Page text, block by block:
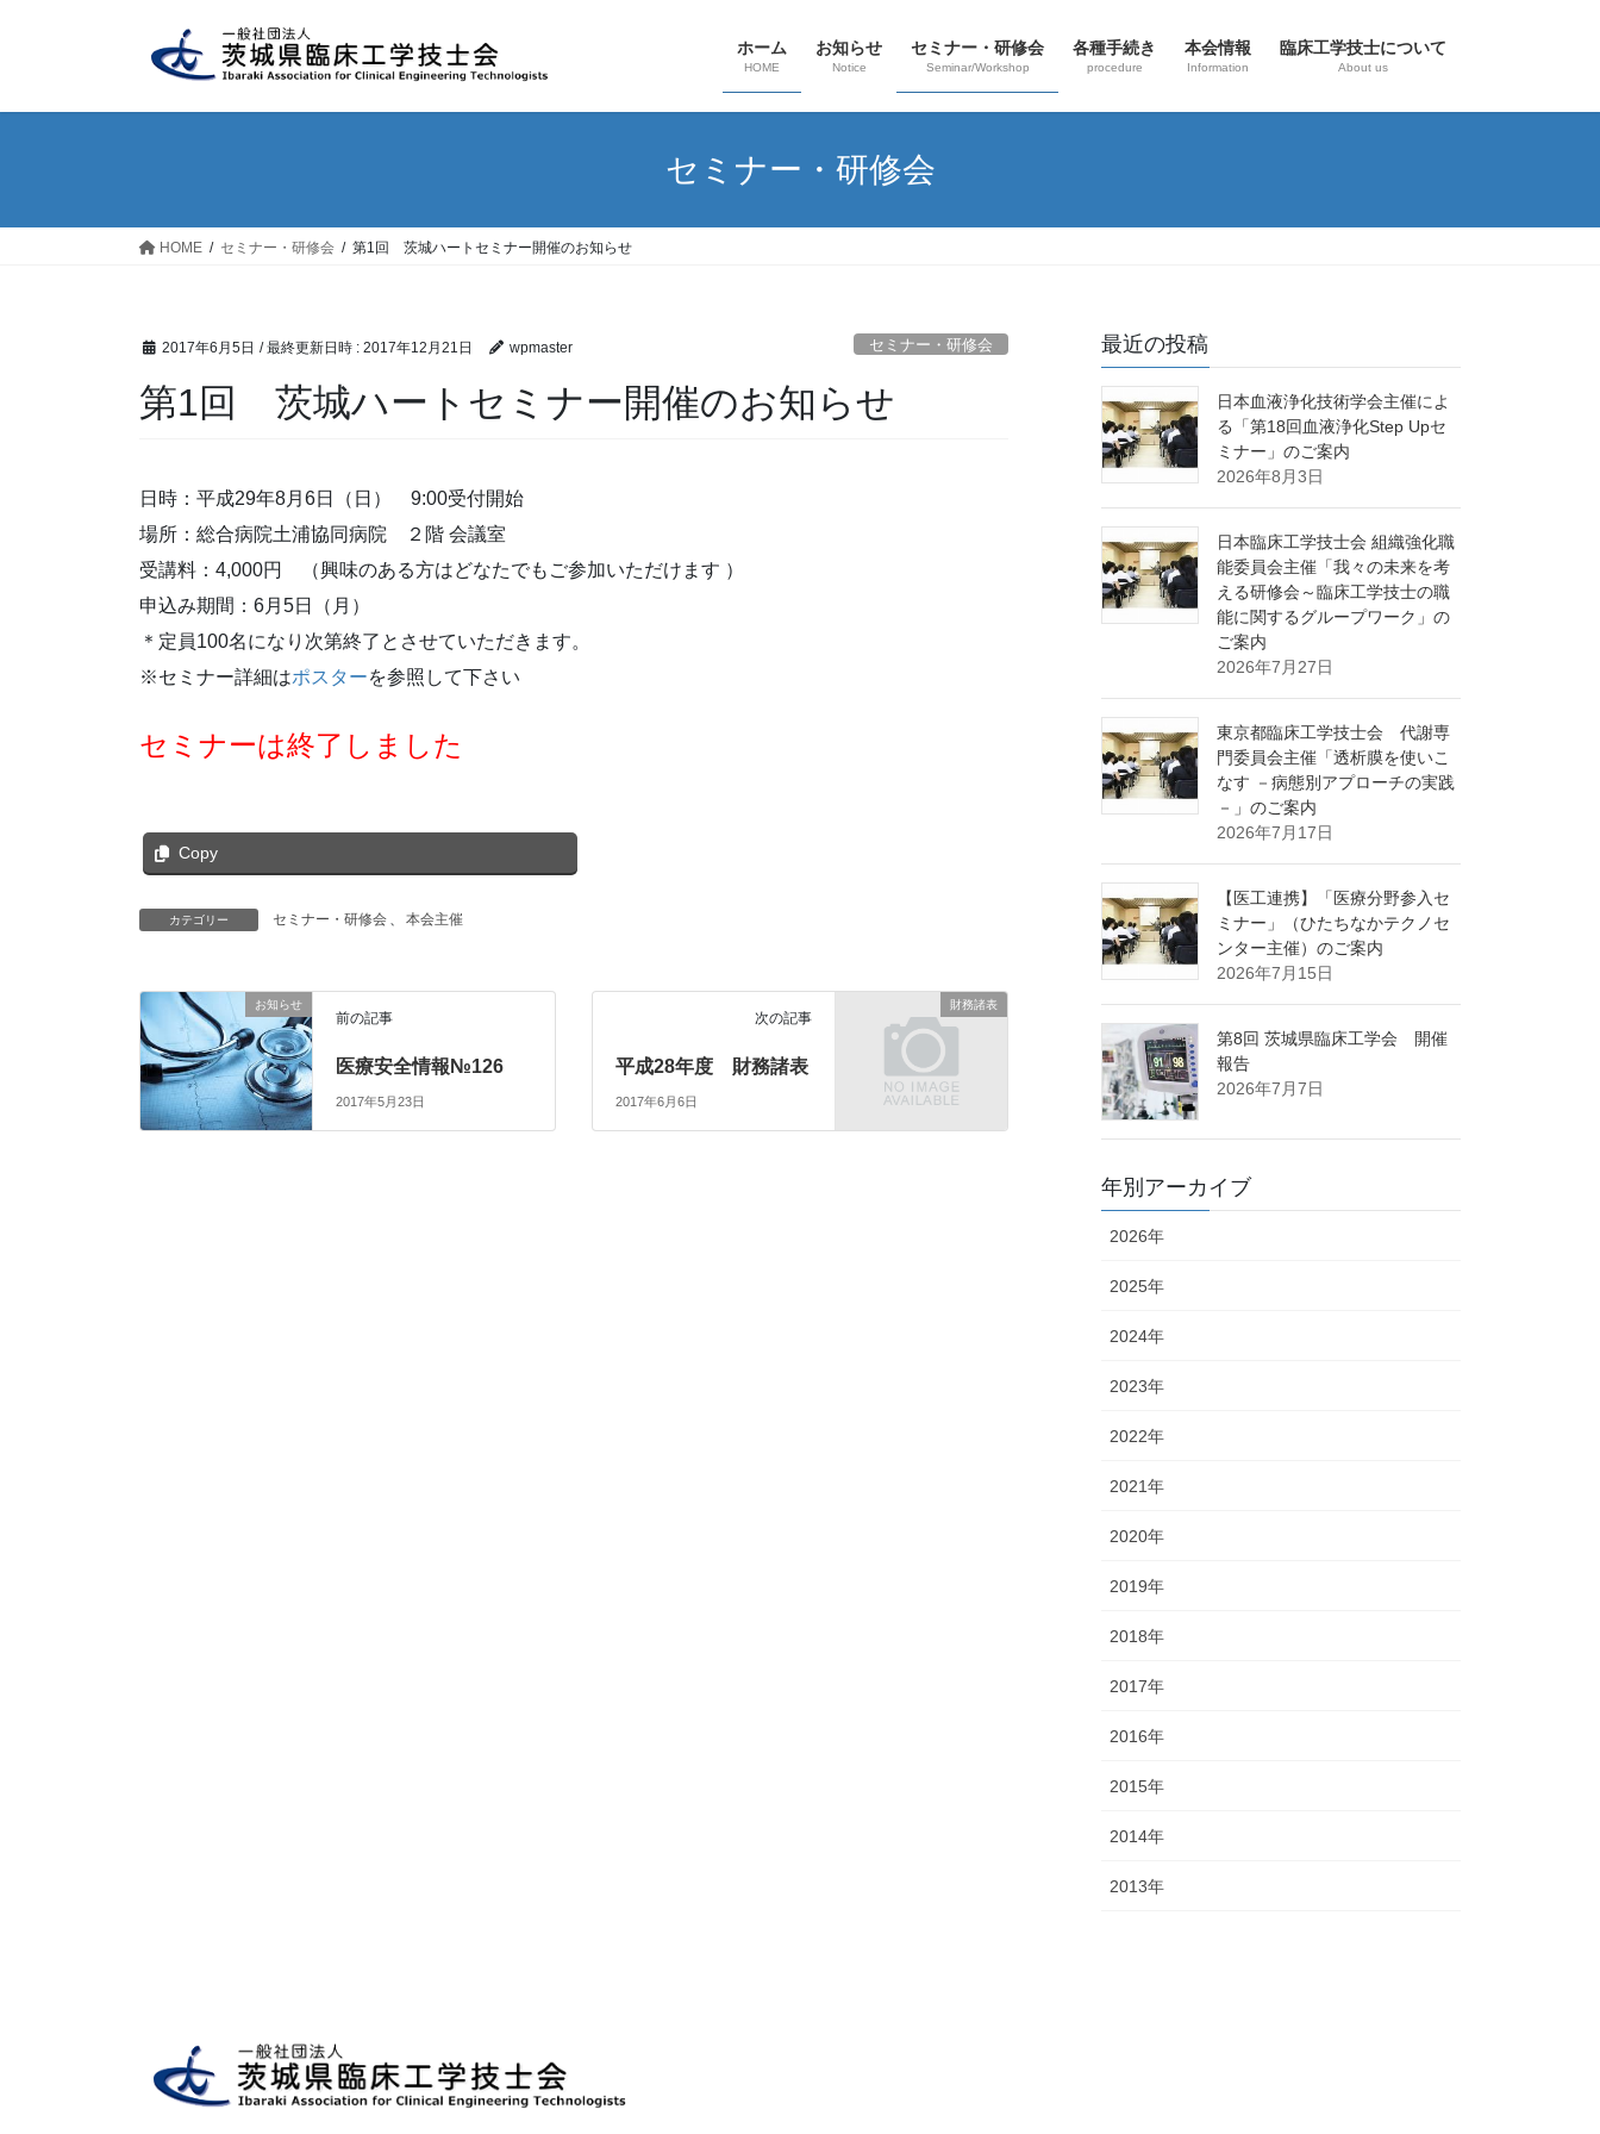
ホーム
HOME
お知らせ
Notice
セミナー・研修会
Seminar/Workshop
各種手続き
procedure
本会情報
Information
臨床工学技士について
About us
セミナー・研修会
HOME セミナー・研修会 第1回 茨城ハートセミナー開催のお知らせ
2017年6月5日 / 最終更新日時 : 2017年12月21日 wpmaster セミナー・研修会
第1回 茨城ハートセミナー開催のお知らせ
日時：平成29年8月6日（日） 9:00受付開始
場所：総合病院土浦協同病院 ２階 会議室
受講料：4,000円 （興味のある方はどなたでもご参加いただけます ）
申込み期間：6月5日（月）
＊定員100名になり次第終了とさせていただきます。
※セミナー詳細はポスターを参照して下さい
セミナーは終了しました
Copy
カテゴリー セミナー・研修会 、 本会主催
お知らせ
前の記事
医療安全情報№126
2017年5月23日
財務諸表
次の記事
平成28年度 財務諸表
2017年6月6日
最近の投稿
日本血液浄化技術学会主催によ
る「第18回血液浄化Step Upセ
ミナー」のご案内
2026年8月3日
日本臨床工学技士会 組織強化職
能委員会主催「我々の未来を考
える研修会～臨床工学技士の職
能に関するグループワーク」の
ご案内
2026年7月27日
東京都臨床工学技士会 代謝専
門委員会主催「透析膜を使いこ
なす －病態別アプローチの実践
－」のご案内
2026年7月17日
【医工連携】「医療分野参入セ
ミナー」（ひたちなかテクノセ
ンター主催）のご案内
2026年7月15日
第8回 茨城県臨床工学会 開催
報告
2026年7月7日
年別アーカイブ
2026年
2025年
2024年
2023年
2022年
2021年
2020年
2019年
2018年
2017年
2016年
2015年
2014年
2013年